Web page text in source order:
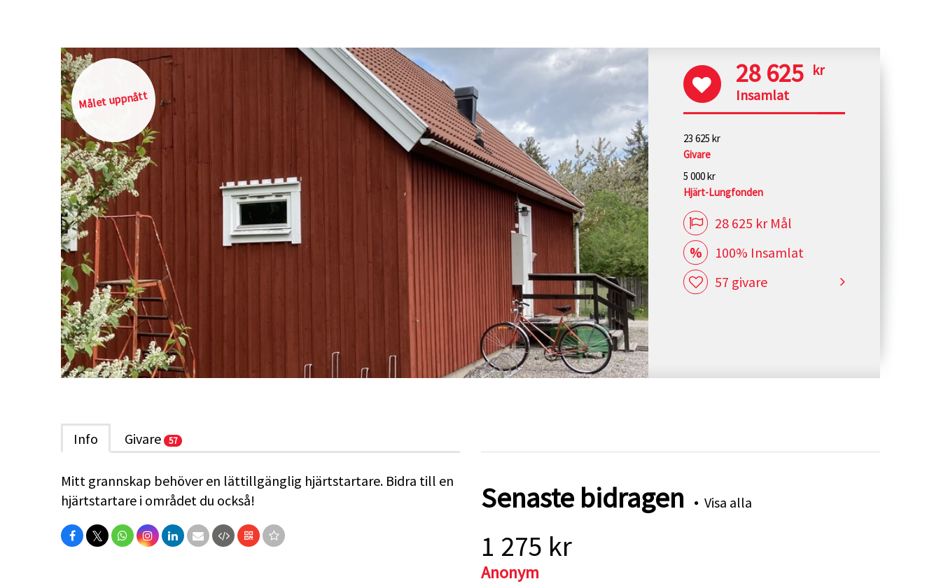
Målet uppnått
28 625 kr
Insamlat
23 625 kr
Givare
5 000 kr
Hjärt-Lungfonden
28 625 kr Mål
100% Insamlat
57 givare
Info Givare 57
Mitt grannskap behöver en lättillgänglig hjärtstartare. Bidra till en
hjärtstartare i området du också!
𝕏
Senaste bidragen Visa alla
1 275 kr
Anonym